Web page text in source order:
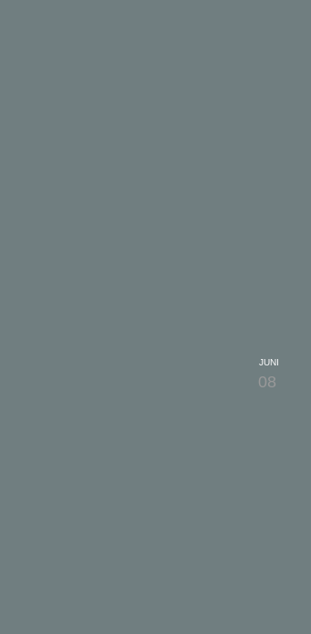
JUNI
08